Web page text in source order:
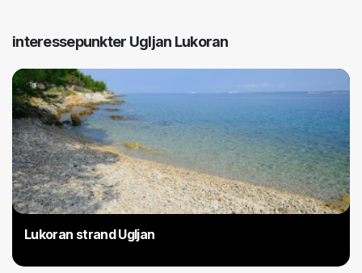
interessepunkter Ugljan Lukoran
Lukoran strand Ugljan